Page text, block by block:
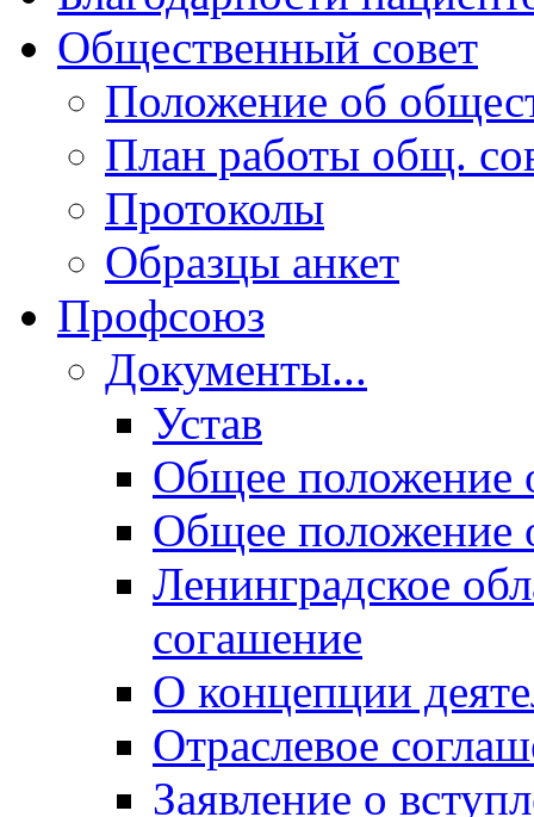
Общественный совет
Положение об
План работы общ.
Протоколы
Образцы анкет
Профсоюз
Документы...
Устав
Общее положение
Общее положение
Ленинградское
согашение
О концепции
Отраслевое
Заявление о